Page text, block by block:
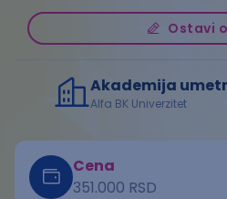
Ostavi
Akademija
Alfa BK Univerzitet
Cena
351.000 RSD